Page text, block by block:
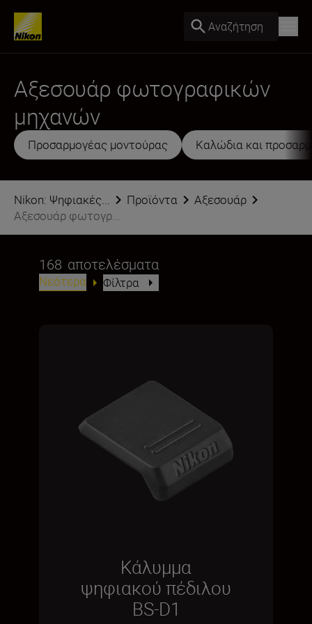
Αναζήτηση
Αξεσουάρ φωτογραφικών
μηχανών
Προσαρμογέας μοντούρας Καλώδια και
Nikon: Ψηφιακές... Προϊόντα
Αξεσουάρ
Αξεσουάρ φωτογρ...
168 αποτελέσματα
Νεότερα Φίλτρα
Κάλυμμα
ψηφιακού πέδιλου
BS-D1